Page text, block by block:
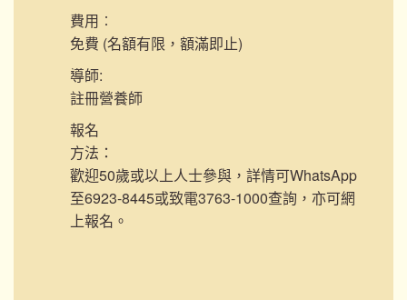
費用︰
免費 (名額有限，額滿即止)
導師:
註冊營養師
報名
方法：
歡迎50歲或以上人士參與，詳情可WhatsApp
至6923-8445或致電3763-1000查詢，亦可網
上報名。